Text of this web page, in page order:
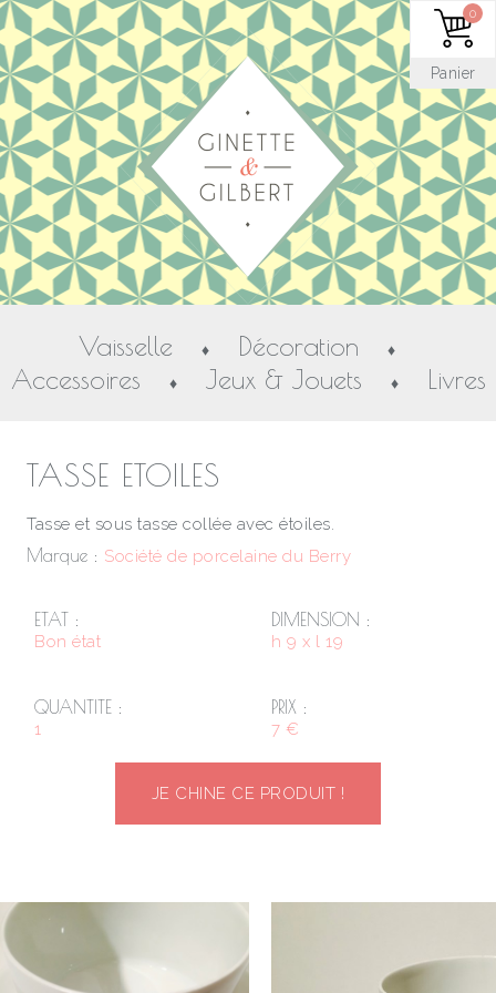
Vaisselle ♦ Décoration ♦
Accessoires ♦ Jeux & Jouets ♦ Livres
TASSE ETOILES
Tasse et sous tasse collée avec étoiles.
Marque : Société de porcelaine du Berry
ETAT :
Bon état
DIMENSION :
h 9 x l 19
QUANTITE :
1
PRIX :
7 €
JE CHINE CE PRODUIT !
Panier
0